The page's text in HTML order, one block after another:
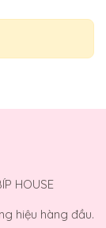
HOUSE
hiệu hàng đầu.